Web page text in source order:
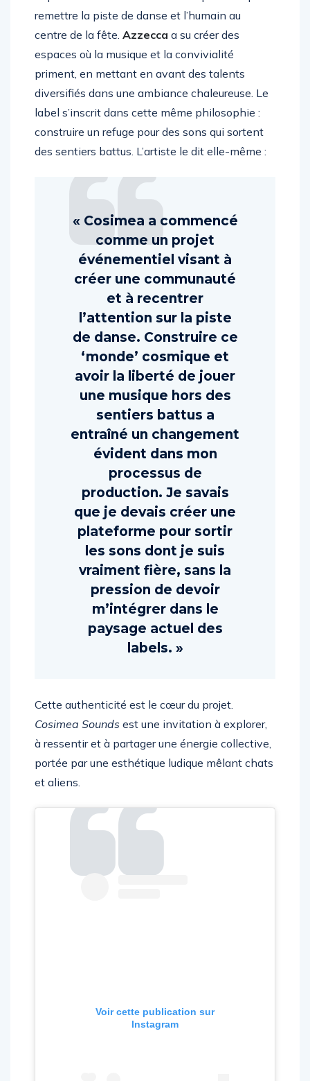
expérience. Une série de soirées pensées pour
remettre la piste de danse et l’humain au
centre de la fête.Azzeccaa su créer des
espaces où la musique et la convivialité
priment, en mettant en avant des talents
diversifiés dans une ambiance chaleureuse. Le
label s’inscrit dans cette même philosophie :
construire un refuge pour des sons qui sortent
« Cosimea a commencé
comme un projet
événementiel visant à
créer une communauté
et à recentrer
l’attention sur la piste
de danse. Construire ce
‘monde’ cosmique et
avoir la liberté de jouer
une musique hors des
sentiers battus a
entraîné un changement
évident dans mon
processus de
production. Je savais
que je devais créer une
plateforme pour sortir
les sons dont je suis
vraiment fière, sans la
pression de devoir
m’intégrer dans le
paysage actuel des
Cette authenticité est le cœur du projet.
Cosimea Sounds est une invitation à explorer,
à ressentir et à partager une énergie collective,
portée par une esthétique ludique mêlant chats
Voir cette publication sur